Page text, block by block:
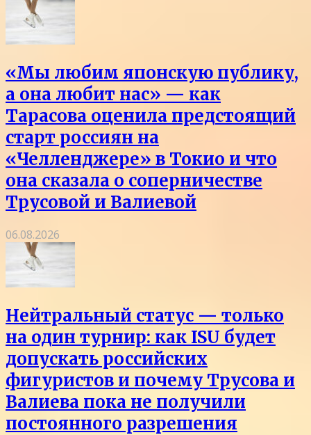
«Мы любим японскую публику,
а она любит нас» — как
Тарасова оценила предстоящий
старт россиян на
«Челленджере» в Токио и что
она сказала о соперничестве
Трусовой и Валиевой
06.08.2026
Нейтральный статус — только
на один турнир: как ISU будет
допускать российских
фигуристов и почему Трусова и
Валиева пока не получили
постоянного разрешения